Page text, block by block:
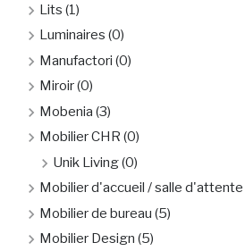
Lits (1)
Luminaires (0)
Manufactori (0)
Miroir(0)
Mobenia (3)
Mobilier CHR (0)
Unik Living(0)
Mobilier d'accueil / salle d'attente
Mobilier de bureau (5)
Mobilier Design (5)